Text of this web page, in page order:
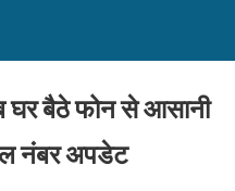
बैठे फोन से आसानी
नंबर अपडेट